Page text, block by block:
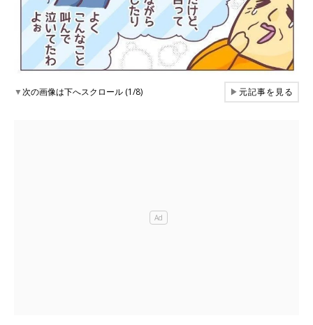
▼次の画像は下へスクロール (1/8) ▶元記事を見る